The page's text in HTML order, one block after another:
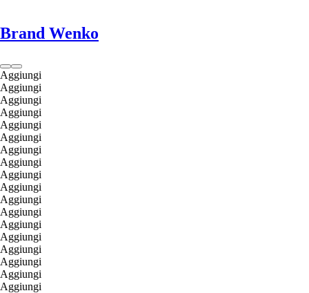
Brand Wenko
Aggiungi
Aggiungi
Aggiungi
Aggiungi
Aggiungi
Aggiungi
Aggiungi
Aggiungi
Aggiungi
Aggiungi
Aggiungi
Aggiungi
Aggiungi
Aggiungi
Aggiungi
Aggiungi
Aggiungi
Aggiungi